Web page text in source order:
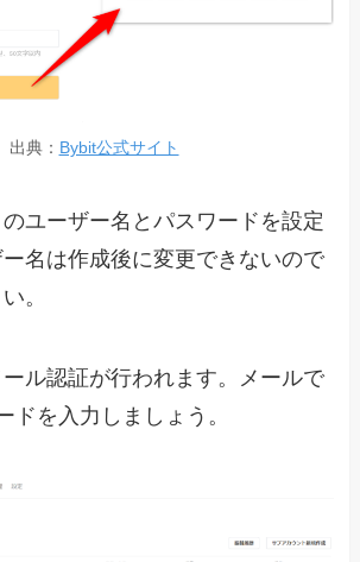
出典： Bybit公式サイト
ユーザー名とパスワードを設定
名は作成後に変更できないので
。
ル認証が行われます。メールで
ドを入力しましょう。